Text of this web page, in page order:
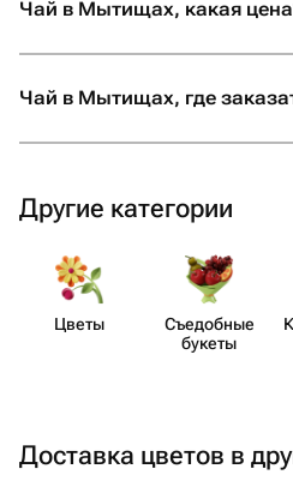
Чай в Мытищах, какая
Чай в Мытищах, где
Другие категории
Цветы
Съедобные
букеты
Доставка цветов в